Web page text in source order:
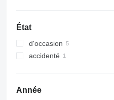
État
d'occasion
accidenté
Année